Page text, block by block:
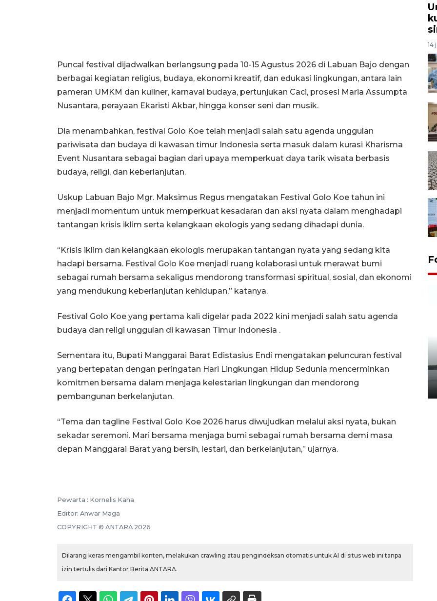
Puncal festival dijadwalkan berlangsung pada 10-15 Agustus 2026 di Labuan Bajo dengan
berbagai kegiatan religius, budaya, ekonomi kreatif, dan edukasi lingkungan, antara lain
pameran UMKM dan kuliner, karnaval budaya, pertunjukan Caci, prosesi Maria Assumpta
Nusantara, perayaan Ekaristi Akbar, hingga konser seni dan musik.
Dia menambahkan, festival Golo Koe telah menjadi salah satu agenda unggulan
pariwisata dan budaya di kawasan timur Indonesia serta masuk dalam kurasi Kharisma
Event Nusantara sebagai bagian dari upaya memperkuat daya tarik wisata berbasis
budaya, religi, dan keberlanjutan.
Uskup Labuan Bajo Mgr. Maksimus Regus mengatakan Festival Golo Koe tahun ini
menjadi momentum untuk memperkuat kesadaran dan aksi nyata dalam menghadapi
tantangan krisis iklim serta kelangkaan ekologis yang sedang dihadapi dunia.
“Krisis iklim dan kelangkaan ekologis merupakan tantangan nyata yang sedang kita
hadapi bersama. Festival Golo Koe menjadi ruang kolaborasi untuk merawat bumi
sebagai rumah bersama sekaligus mendorong transformasi spiritual, sosial, dan ekonomi
yang mendukung keberlanjutan kehidupan,” katanya.
Festival Golo Koe yang pertama kali digelar pada 2022 kini menjadi salah satu agenda
budaya dan religi unggulan di kawasan Timur Indonesia .
Sementara itu, Bupati Manggarai Barat Edistasius Endi mengatakan peluncuran festival
yang bertepatan dengan peringatan Hari Lingkungan Hidup Sedunia mencerminkan
komitmen bersama dalam menjaga kelestarian lingkungan dan mendorong
pembangunan berkelanjutan.
“Tema dan tagline Festival Golo Koe 2026 harus diwujudkan melalui aksi nyata, bukan
sekadar seremoni. Mari bersama menjaga bumi sebagai rumah bersama demi masa
depan Manggarai Barat yang bersih, lestari, dan berkelanjutan,” ujarnya.
Pewarta : Kornelis Kaha
Editor: Anwar Maga
COPYRIGHT © ANTARA 2026
Dilarang keras mengambil konten, melakukan crawling atau pengindeksan otomatis untuk AI di situs web ini tanpa
izin tertulis dari Kantor Berita ANTARA.
14
Pelepasan Tukik di Pantai
Kelapa Tinggi
14 September 2025 9:27 WIB